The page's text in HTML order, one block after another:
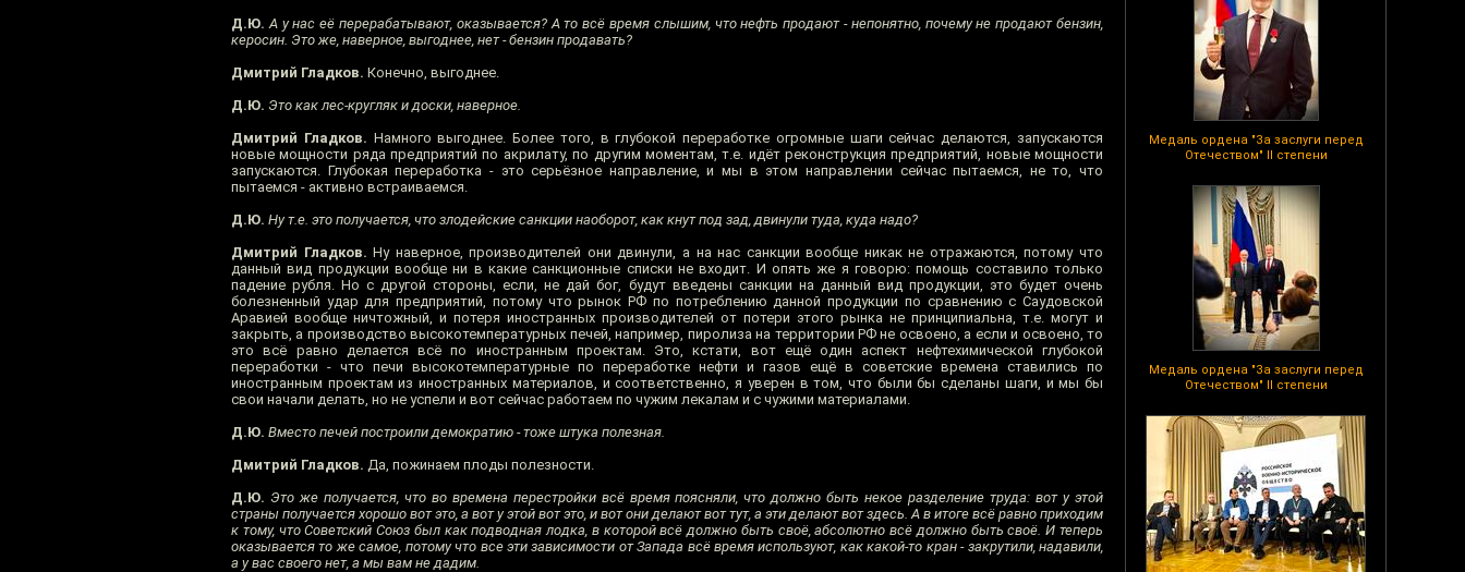
Медаль ордена "За заслуги перед
Отечеством" II степени
Медаль ордена "За заслуги перед
Отечеством" II степени
Д.Ю. А у нас её перерабатывают, оказывается? А то всё время слышим, что нефть продают - непонятно, почему не продают бензин,
керосин. Это же, наверное, выгоднее, нет - бензин продавать?
Дмитрий Гладков. Конечно, выгоднее.
Д.Ю. Это как лес-кругляк и доски, наверное.
Дмитрий Гладков. Намного выгоднее. Более того, в глубокой переработке огромные шаги сейчас делаются, запускаются
новые мощности ряда предприятий по акрилату, по другим моментам, т.е. идёт реконструкция предприятий, новые мощности
запускаются. Глубокая переработка - это серьёзное направление, и мы в этом направлении сейчас пытаемся, не то, что
пытаемся - активно встраиваемся.
Д.Ю. Ну т.е. это получается, что злодейские санкции наоборот, как кнут под зад, двинули туда, куда надо?
Дмитрий Гладков. Ну наверное, производителей они двинули, а на нас санкции вообще никак не отражаются, потому что
данный вид продукции вообще ни в какие санкционные списки не входит. И опять же я говорю: помощь составило только
падение рубля. Но с другой стороны, если, не дай бог, будут введены санкции на данный вид продукции, это будет очень
болезненный удар для предприятий, потому что рынок РФ по потреблению данной продукции по сравнению с Саудовской
Аравией вообще ничтожный, и потеря иностранных производителей от потери этого рынка не принципиальна, т.е. могут и
закрыть, а производство высокотемпературных печей, например, пиролиза на территории РФ не освоено, а если и освоено, то
это всё равно делается всё по иностранным проектам. Это, кстати, вот ещё один аспект нефтехимической глубокой
переработки - что печи высокотемпературные по переработке нефти и газов ещё в советские времена ставились по
иностранным проектам из иностранных материалов, и соответственно, я уверен в том, что были бы сделаны шаги, и мы бы
свои начали делать, но не успели и вот сейчас работаем по чужим лекалам и с чужими материалами.
Д.Ю. Вместо печей построили демократию - тоже штука полезная.
Дмитрий Гладков. Да, пожинаем плоды полезности.
Д.Ю. Это же получается, что во времена перестройки всё время поясняли, что должно быть некое разделение труда: вот у этой
страны получается хорошо вот это, а вот у этой вот это, и вот они делают вот тут, а эти делают вот здесь. А в итоге всё равно приходим
к тому, что Советский Союз был как подводная лодка, в которой всё должно быть своё, абсолютно всё должно быть своё. И теперь
оказывается то же самое, потому что все эти зависимости от Запада всё время используют, как какой-то кран - закрутили, надавили,
а у вас своего нет, а мы вам не дадим.